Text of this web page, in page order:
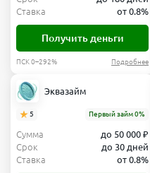
Ставка
от 0.8%
Получить деньги
ПСК 0–292% Подробнее
Эквазайм
5 Первый займ 0%
Сумма
до 50 000 ₽
Срок
до 30 дней
Ставка
от 0.8%